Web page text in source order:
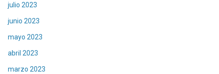
julio 2023
junio 2023
mayo 2023
abril 2023
marzo 2023